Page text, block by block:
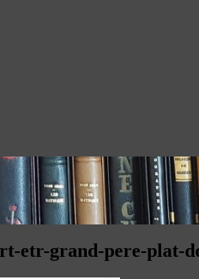
etr-grand-pere-plat-